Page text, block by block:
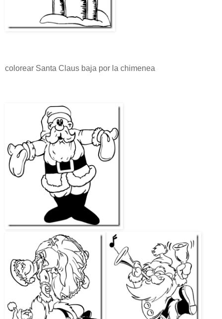
colorear Santa Claus baja por la chimenea